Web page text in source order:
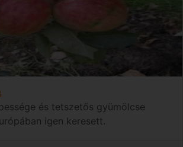
és tetszetős gyümölcse
igen keresett.